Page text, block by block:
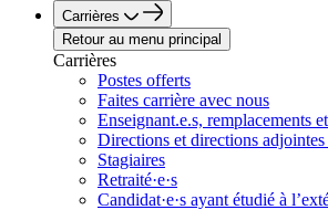
Carrières
Retour au menu principal
Carrières
Postes offerts
Faites carrière avec nous
Enseignant.e.s, remplacements
Directions et directions adjointes
Stagiaires
Retraité·e·s
Candidat·e·s ayant étudié à